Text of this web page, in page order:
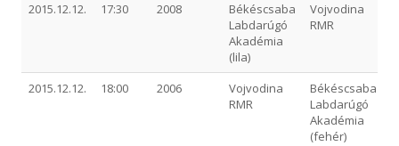
2015.12.12. 17:30 2008
Békéscsaba
Labdarúgó
Akadémia
(lila)
Vojvodina
RMR
2015.12.12. 18:00 2006
Vojvodina
RMR
Békéscsaba
Labdarúgó
Akadémia
(fehér)